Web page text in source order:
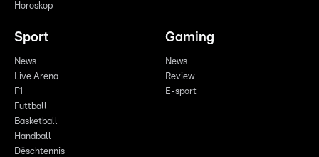
Horoskop
Sport
News
Live Arena
F1
Futtball
Basketball
Handball
Dëschtennis
Gaming
News
Review
E-sport